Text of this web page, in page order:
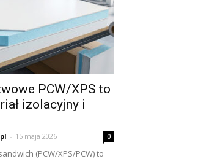
PCW/XPS to
izolacyjny i
- 15 maja 2026 0
(PCW/XPS/PCW) to